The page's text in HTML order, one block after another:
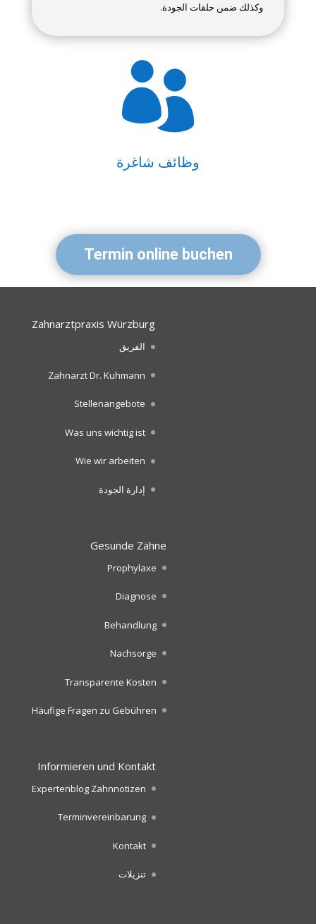
وكذلك ضمن حلقات الجودة.

وظائف شاغرة
Termin online buchen
Zahnarztpraxis Würzburg
الفريق
Zahnarzt Dr. Kuhmann
Stellenangebote
Was uns wichtig ist
Wie wir arbeiten
إدارة الجودة
Gesunde Zähne
Prophylaxe
Diagnose
Behandlung
Nachsorge
Transparente Kosten
Häufige Fragen zu Gebühren
Informieren und Kontakt
Expertenblog Zahnnotizen
Terminvereinbarung
Kontakt
تنزيلات